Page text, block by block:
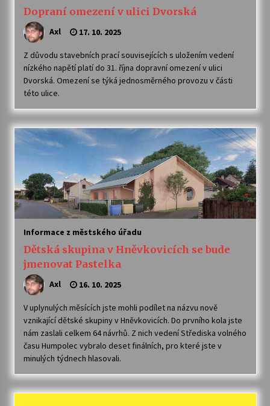
Dopraní omezení v ulici Dvorská
Axl 17. 10. 2025
Z důvodu stavebních prací souvisejících s uložením vedení
nízkého napětí platí do 31. října dopravní omezení v ulici
Dvorská. Omezení se týká jednosměrného provozu v části
této ulice.
Informace z městského úřadu
Dětská skupina v Hněvkovicích se bude
jmenovat Pastelka
Axl 16. 10. 2025
V uplynulých měsících jste mohli podílet na názvu nově
vznikající dětské skupiny v Hněvkovicích. Do prvního kola jste
nám zaslali celkem 64 návrhů. Z nich vedení Střediska volného
času Humpolec vybralo deset finálních, pro které jste v
minulých týdnech hlasovali.